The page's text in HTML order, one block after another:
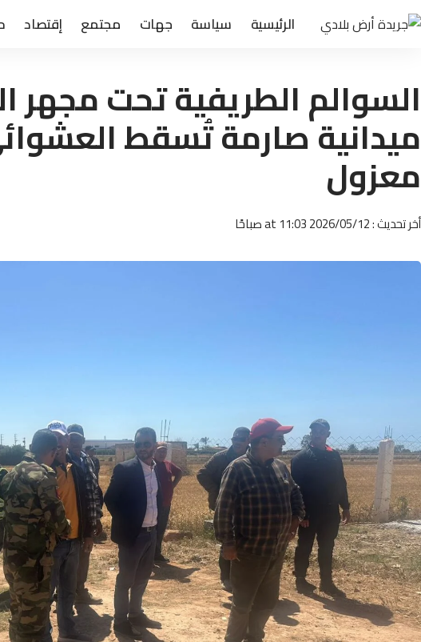
الرئيسية سياسة جهات مجتمع إقتصاد
السوالم الطريفية تحت مجهر
ميدانية صارمة تُسقط
معزول
أخر تحديث : 2026/05/12 at 11:03 صباحًا